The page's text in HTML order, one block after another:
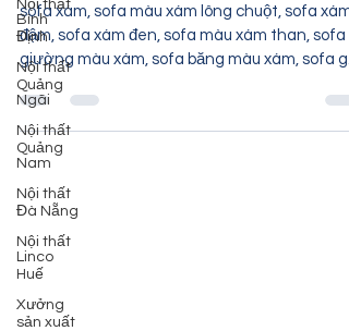
Nội thất
Bình
Định
Nội thất
Quảng
Ngãi
Nội thất
Quảng
Nam
Nội thất
Đà Nẵng
Nội thất
Linco
Huế
Xưởng
sản xuất
| Sofa xám đậm | Nội thất Linco HCM
sofa xám, sofa màu xám lông chuột, sofa xám
đậm, sofa xám đen, sofa màu xám than, sofa
giường màu xám, sofa băng màu xám, sofa